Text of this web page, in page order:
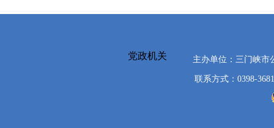
党政机关 主办单位：三门峡
联系方式：0398-